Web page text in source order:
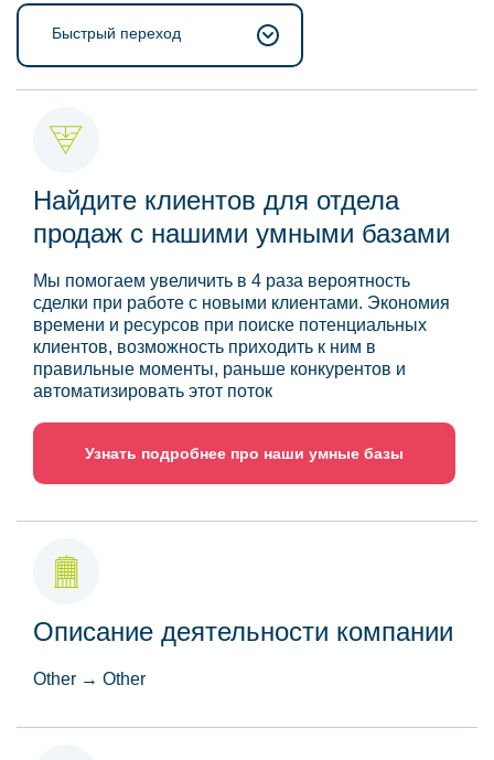
Быстрый переход
Найдите клиентов для отдела
продаж с нашими умными базами
Мы помогаем увеличить в 4 раза вероятность
сделки при работе с новыми клиентами. Экономия
времени и ресурсов при поиске потенциальных
клиентов, возможность приходить к ним в
правильные моменты, раньше конкурентов и
автоматизировать этот поток
Узнать подробнее про наши умные базы
Описание деятельности компании
Other → Other